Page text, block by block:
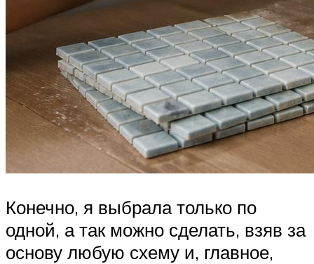
Конечно, я выбрала только по
одной, а так можно сделать, взяв за
основу любую схему и, главное,